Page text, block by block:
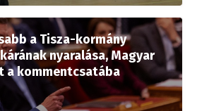
a Tisza-kormány
nyaralása, Magyar
a kommentcsatába